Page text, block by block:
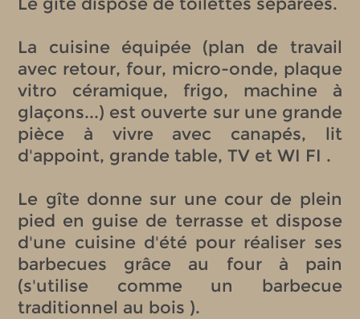
La cuisine équipée (plan de travail
avec retour, four, micro-onde, plaque
vitro céramique, frigo, machine à
glaçons...) est ouverte sur une grande
pièce à vivre avec canapés, lit
d'appoint, grande table, TV et WI FI .
Le gîte donne sur une cour de plein
pied en guise de terrasse et dispose
d'une cuisine d'été pour réaliser ses
barbecues grâce au four à pain
(s'utilise comme un barbecue
traditionnel au bois ).